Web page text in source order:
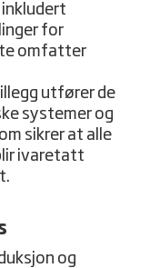
for
omfatter
utfører de
systemer og
sikrer at alle
ivaretatt
og